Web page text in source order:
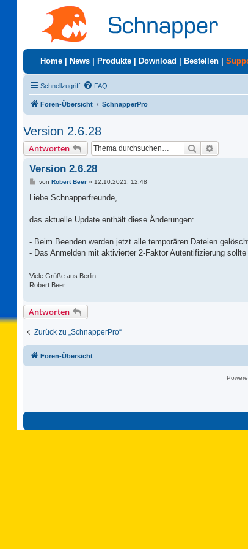
Home News Produkte Download Bestellen
Schnellzugriff FAQ
Foren-Übersicht SchnapperPro
Version 2.6.28
Antworten Suche
Version 2.6.28
B
i
a
von Robert Beer» 12.10.2021, 12:48
Liebe Schnapperfreunde,
das aktuelle Update enthält diese Änderungen:
- Beim Beenden werden jetzt alle temporären Dateien
- Das Anmelden mit aktivierter 2-Faktor Autentifizierung
Viele Grüße aus Berlin
Robert Beer
Antworten
Zurück zu „SchnapperPro“
Foren-Übersicht